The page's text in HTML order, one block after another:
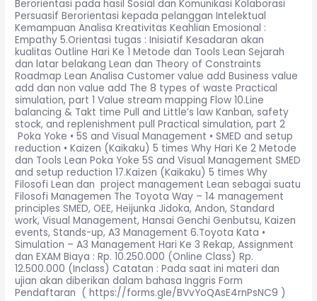
Berorientasi pada hasil Sosial dan Komunikasi Kolaborasi
Persuasif Berorientasi kepada pelanggan Intelektual
Kemampuan Analisa Kreativitas Keahlian Emosional :
Empathy 5.Orientasi tugas : Inisiatif Kesadaran akan
kualitas Outline Hari Ke 1 Metode dan Tools Lean Sejarah
dan latar belakang Lean dan Theory of Constraints
Roadmap Lean Analisa Customer value add Business value
add dan non value add The 8 types of waste Practical
simulation, part 1 Value stream mapping Flow 10.Line
balancing & Takt time Pull and Little’s law Kanban, safety
stock, and replenishment pull Practical simulation, part 2
Poka Yoke • 5S and Visual Management • SMED and setup
reduction • Kaizen (Kaikaku) 5 times Why Hari Ke 2 Metode
dan Tools Lean Poka Yoke 5S and Visual Management SMED
and setup reduction 17.Kaizen (Kaikaku) 5 times Why
Filosofi Lean dan project management Lean sebagai suatu
Filosofi Managemen The Toyota Way – 14 management
principles SMED, OEE, Heijunka Jidoka, Andon, Standard
work, Visual Management, Hansai Genchi Genbutsu, Kaizen
events, Stands-up, A3 Management 6.Toyota Kata •
Simulation – A3 Management Hari Ke 3 Rekap, Assignment
dan EXAM Biaya : Rp. 10.250.000 (Online Class) Rp.
12.500.000 (Inclass) Catatan : Pada saat ini materi dan
ujian akan diberikan dalam bahasa Inggris Form
Pendaftaran ( https://forms.gle/BVvYoQAsE4rnPsNC9 )